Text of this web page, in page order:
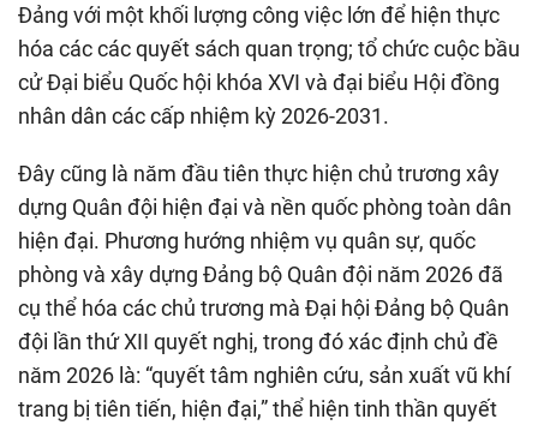
Đảng với một khối lượng công việc lớn để hiện thực
hóa các các quyết sách quan trọng; tổ chức cuộc bầu
cử Đại biểu Quốc hội khóa XVI và đại biểu Hội đồng
nhân dân các cấp nhiệm kỳ 2026-2031.
Đây cũng là năm đầu tiên thực hiện chủ trương xây
dựng Quân đội hiện đại và nền quốc phòng toàn dân
hiện đại. Phương hướng nhiệm vụ quân sự, quốc
phòng và xây dựng Đảng bộ Quân đội năm 2026 đã
cụ thể hóa các chủ trương mà Đại hội Đảng bộ Quân
đội lần thứ XII quyết nghị, trong đó xác định chủ đề
năm 2026 là: “quyết tâm nghiên cứu, sản xuất vũ khí
trang bị tiên tiến, hiện đại,” thể hiện tinh thần quyết